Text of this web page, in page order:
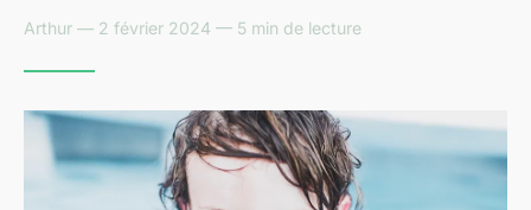
Arthur — 2 février 2024 — 5 min de lecture